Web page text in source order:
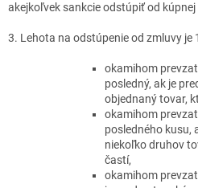
akejkoľvek sankcie odstúpiť od kúpnej
3. Lehota na odstúpenie od zmluvy je
okamihom
posledný, ak je
objednaný tovar,
okamihom
posledného kusu,
niekoľko druhov
častí,
okamihom